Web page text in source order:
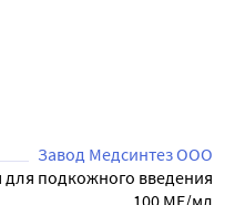
Завод Медсинтез ООО
для подкожного введения
100 МЕ/мл